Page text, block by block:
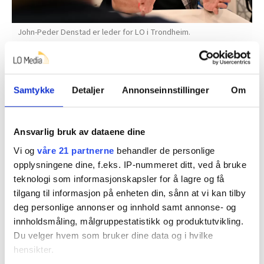
Samtykke Detaljer Annonseinnstillinger Om
Ansvarlig bruk av dataene dine
Vi og våre 21 partnerne behandler de personlige
opplysningene dine, f.eks. IP-nummeret ditt, ved å bruke
teknologi som informasjonskapsler for å lagre og få
tilgang til informasjon på enheten din, sånn at vi kan tilby
deg personlige annonser og innhold samt annonse- og
innholdsmåling, målgruppestatistikk og produktutvikling.
Du velger hvem som bruker dine data og i hvilke
hensikter.
John-Peder Denstad er leder for LO i Trondheim.
– Hvorfor mener dere at det er et problem at de private
tar seg av tjenestepensjonen?
ned i lommene til høyt gasjerte folk i
forsikringsselskapene. I stedet bør pengene forvaltes
av Folketrygden. Det er dessuten en rimeligere
løsning.
Han syns lite om at pensjon er et marked, der folk selv
må vurdere og velge om pensjonspengene deres skal
plassere i fond med høy eller lav risiko,
aksjespekulasjon.